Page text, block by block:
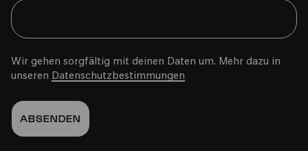
28.11.2022
15:00
Wir gehen sorgfältig mit deinen Daten um. Mehr dazu in
unseren Datenschutzbestimmungen